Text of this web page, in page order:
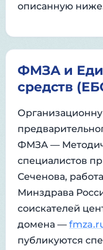
описанную
ФМЗА и
средств
ФМЗА —
специалистов
Сеченова,
Минздрава
соискателей
домена —
публикуются